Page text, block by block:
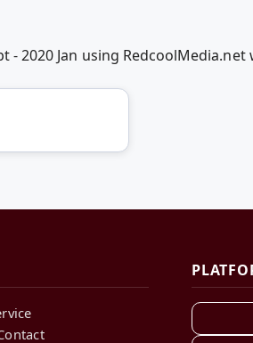
2020 Jan using RedcoolMedia.net